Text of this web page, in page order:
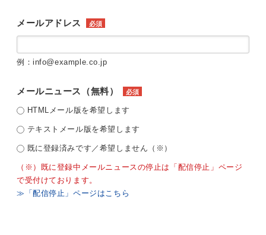
メールアドレス 必須
例：info@example.co.jp
メールニュース（無料） 必須
HTMLメール版を希望します
テキストメール版を希望します
既に登録済みです／希望しません（※）
（※）既に登録中メールニュースの停止は「配信停止」ページ
で受付けております。
≫「配信停止」ページはこちら